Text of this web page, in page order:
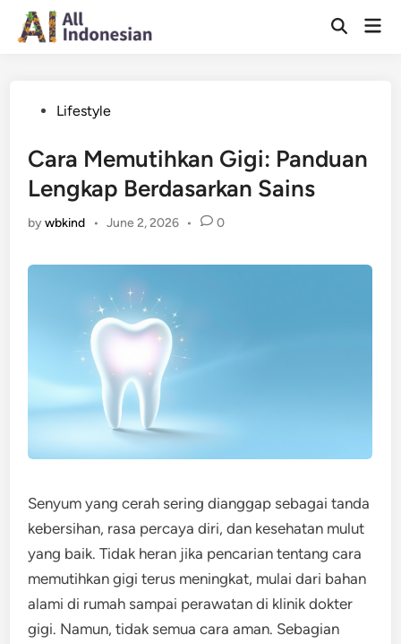
Skip
Open
PostedLifestyle
Cara Memutihkan Gigi: Panduan
Lengkap Berdasarkan Sains
bywbkind • June 2, 2026 • 0
Senyum yang cerah sering dianggap sebagai tanda
kebersihan, rasa percaya diri, dan kesehatan mulut
yang baik. Tidak heran jika pencarian tentang cara
memutihkan gigi terus meningkat, mulai dari bahan
alami di rumah sampai perawatan di klinik dokter
gigi. Namun, tidak semua cara aman. Sebagian